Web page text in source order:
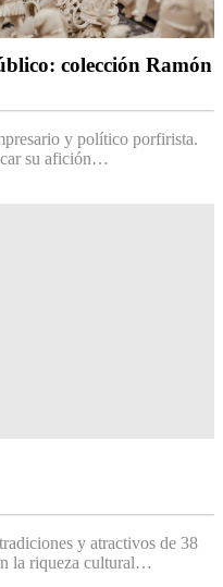
colección Ramón
y político porfirista.
su afición…
y atractivos de 38
la riqueza cultural…